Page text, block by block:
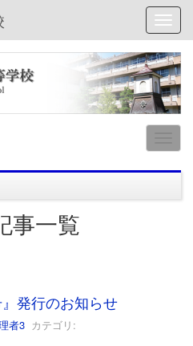
事一覧
』発行のお知らせ
者3 カテゴリ: